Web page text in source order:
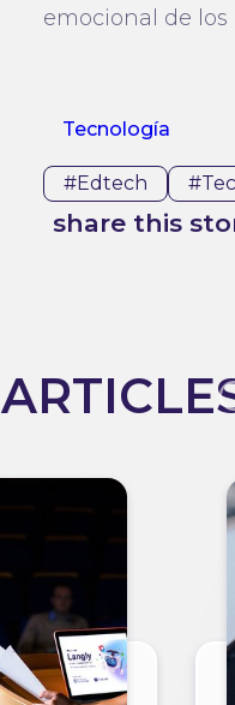
emocional de los
Tecnología
#edtech
share this